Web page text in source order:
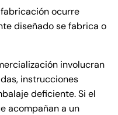
ocurre
diseñado se fabrica o
involucran
instrucciones
deficiente. Si el
acompañan a un